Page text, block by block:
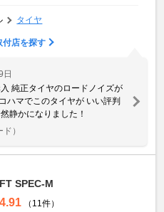
タイヤ
付店を探す
日
純正タイヤのロードノイズが
ハマでこのタイヤが いい評判
静かになりました！
）
SPEC-M
4.91 （11件）